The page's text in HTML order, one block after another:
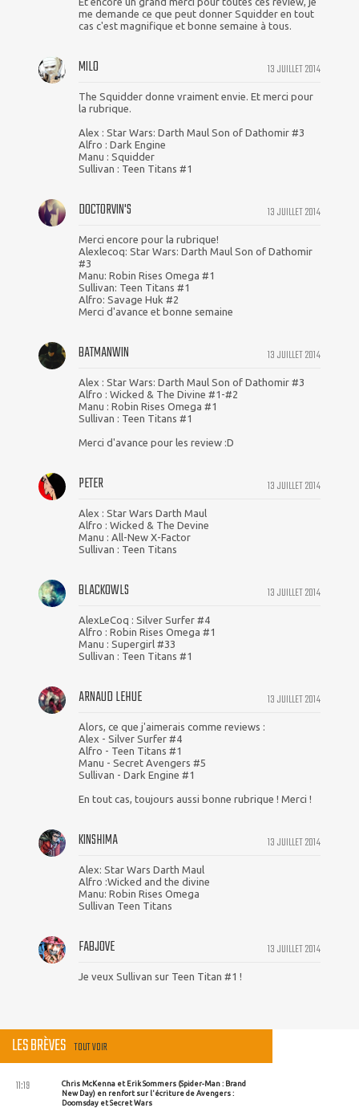
me demande ce que peut donner Squidder en tout
cas c'est magnifique et bonne semaine à tous.
13 JUILLET 2014
MILO
The Squidder donne vraiment envie. Et merci pour
la rubrique.
Alex : Star Wars: Darth Maul Son of Dathomir #3
Alfro : Dark Engine
Manu : Squidder
Sullivan : Teen Titans #1
13 JUILLET 2014
DOCTORVIN'S
Merci encore pour la rubrique!
Alexlecoq: Star Wars: Darth Maul Son of Dathomir
#3
Manu: Robin Rises Omega #1
Sullivan: Teen Titans #1
Alfro: Savage Huk #2
Merci d'avance et bonne semaine
13 JUILLET 2014
BATMANWIN
Alex : Star Wars: Darth Maul Son of Dathomir #3
Alfro : Wicked & The Divine #1-#2
Manu : Robin Rises Omega #1
Sullivan : Teen Titans #1
Merci d'avance pour les review :D
13 JUILLET 2014
PETER
Alex : Star Wars Darth Maul
Alfro : Wicked & The Devine
Manu : All-New X-Factor
Sullivan : Teen Titans
13 JUILLET 2014
BLACKOWLS
AlexLeCoq : Silver Surfer #4
Alfro : Robin Rises Omega #1
Manu : Supergirl #33
Sullivan : Teen Titans #1
13 JUILLET 2014
ARNAUD LEHUE
Alors, ce que j'aimerais comme reviews :
Alex - Silver Surfer #4
Alfro - Teen Titans #1
Manu - Secret Avengers #5
Sullivan - Dark Engine #1
En tout cas, toujours aussi bonne rubrique ! Merci !
13 JUILLET 2014
KINSHIMA
Alex: Star Wars Darth Maul
Alfro :Wicked and the divine
Manu: Robin Rises Omega
Sullivan Teen Titans
13 JUILLET 2014
FABJOVE
Je veux Sullivan sur Teen Titan #1 !
LES BRÈVES TOUT VOIR
Chris McKenna et Erik Sommers (Spider-Man : Brand
New Day) en renfort sur l'écriture de Avengers :
Doomsday et Secret Wars
11:19